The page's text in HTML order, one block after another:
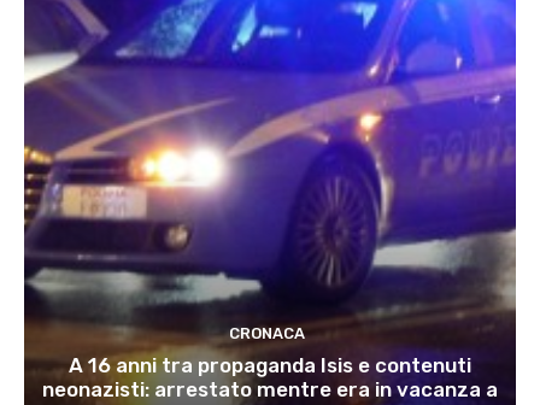
CRONACA
A 16 anni tra propaganda Isis e contenuti
neonazisti: arrestato mentre era in vacanza a